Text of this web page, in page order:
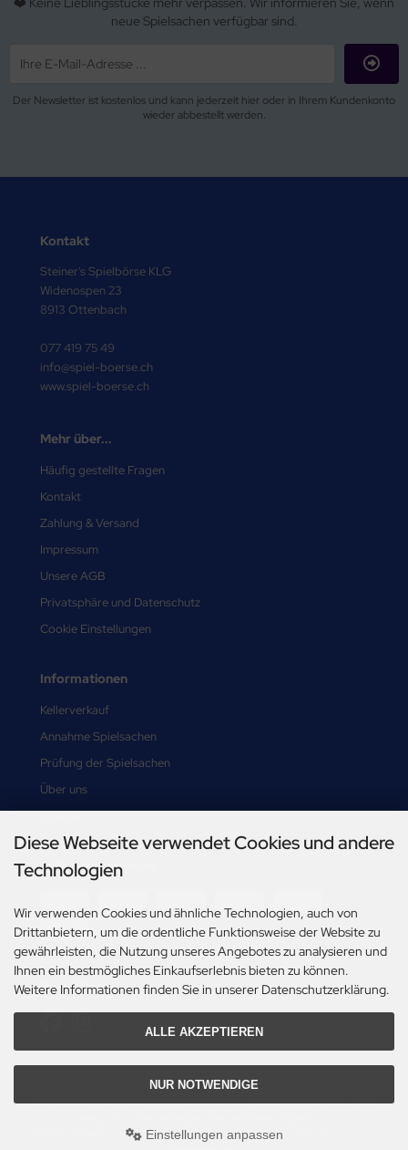
neue Spielsachen verfügbar sind.
Der Newsletter ist kostenlos und kann jederzeit hier oder in Ihrem Kundenkonto
wieder abbestellt werden.
Kontakt
Steiner's Spielbörse KLG
Widenospen 23
8913 Ottenbach
077 419 75 49
info@spiel-boerse.ch
www.spiel-boerse.ch
Mehr über...
Häufig gestellte Fragen
Kontakt
Zahlung & Versand
Impressum
Unsere AGB
Privatsphäre und Datenschutz
Cookie Einstellungen
Informationen
Kellerverkauf
Annahme Spielsachen
Prüfung der Spielsachen
Über uns
Sitemap
Zahlungsmethoden
Social Media
Alle Preise inkl. gesetzl. MwSt. zzgl.Versandkosten. Die durchgestrichenen Preise
Steiner's Spielbörse © 2026 | Template © 2009-2026 by modified eCommerce
Diese Webseite verwendet Cookies und andere
Technologien
Wir verwenden Cookies und ähnliche Technologien, auch von
Drittanbietern, um die ordentliche Funktionsweise der Website zu
gewährleisten, die Nutzung unseres Angebotes zu analysieren und
Ihnen ein bestmögliches Einkaufserlebnis bieten zu können.
Weitere Informationen finden Sie in unserer Datenschutzerklärung.
ALLE AKZEPTIEREN
NUR NOTWENDIGE
Einstellungen anpassen